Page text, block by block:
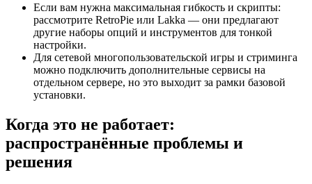
Если вам нужна максимальная гибкость и скрипты:
рассмотрите RetroPie или Lakka — они предлагают
другие наборы опций и инструментов для тонкой
настройки.
Для сетевой многопользовательской игры и стриминга
можно подключить дополнительные сервисы на
отдельном сервере, но это выходит за рамки базовой
установки.
Когда это не работает:
распространённые проблемы и
решения